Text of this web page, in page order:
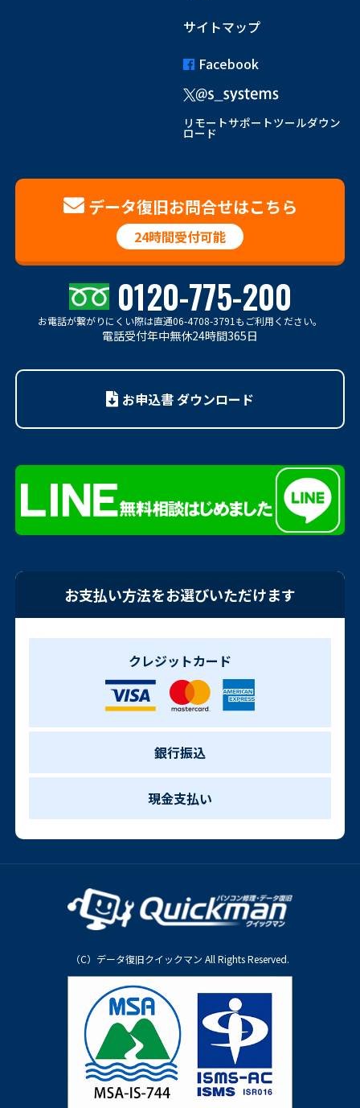
サイトマップ
Facebook
リモートサポートツールダウン
ロード
データ復旧お問合せはこちら
24時間受付可能
0120-775-200
お電話が繋がりにくい際は直通06-4708-3791もご利用ください。
電話受付年中無休24時間365日
お申込書 ダウンロード
お支払い方法をお選びいただけます
クレジットカード
銀行振込
現金支払い
（C）データ復旧クイックマン All Rights Reserved.